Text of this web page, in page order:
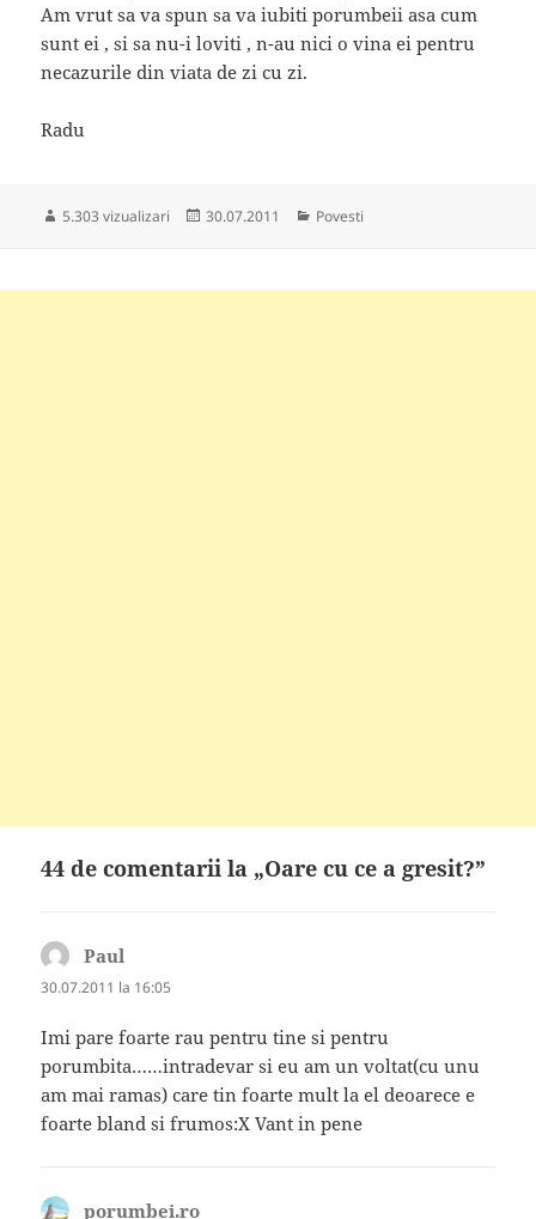
Am vrut sa va spun sa va iubiti porumbeii asa cum
sunt ei , si sa nu-i loviti , n-au nici o vina ei pentru
necazurile din viata de zi cu zi.
Radu
5.303 vizualizari
Publicat
30.07.2011 Categorii
Povesti
44 de comentarii la „Oare cu ce a gresit?”
Paul
30.07.2011 la 16:05
Imi pare foarte rau pentru tine si pentru
porumbita……intradevar si eu am un voltat(cu unu
am mai ramas) care tin foarte mult la el deoarece e
foarte bland si frumos:X Vant in pene
porumbei.ro